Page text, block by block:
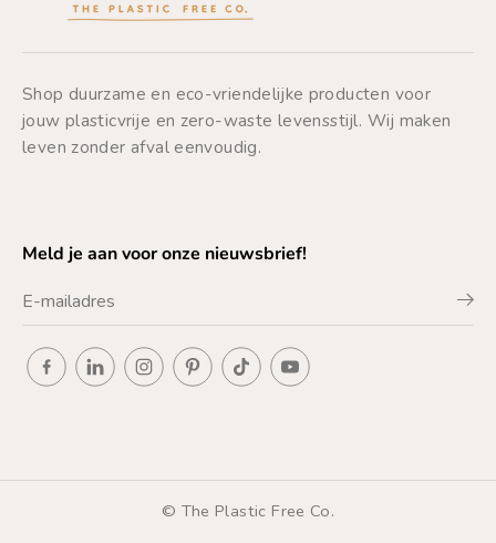
Shop duurzame en eco-vriendelijke producten voor
jouw plasticvrije en zero-waste levensstijl. Wij maken
leven zonder afval eenvoudig.
Meld je aan voor onze nieuwsbrief!
© The Plastic Free Co.